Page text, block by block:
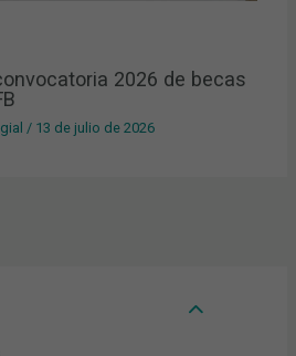
2026 de becas
/ 13 de julio de 2026